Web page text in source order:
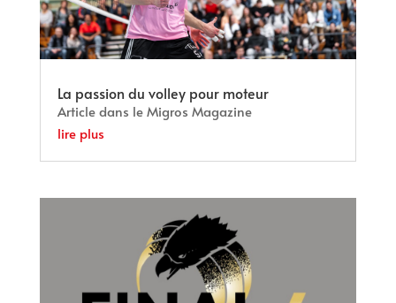
La passion du volley pour moteur
Article dans le Migros Magazine
lire plus